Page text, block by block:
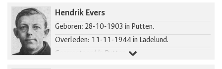
Hendrik Evers
Geboren: 28-10-1903 in Putten.
Overleden: 11-11-1944 in Ladelund.
Gearresteerd in Putten.